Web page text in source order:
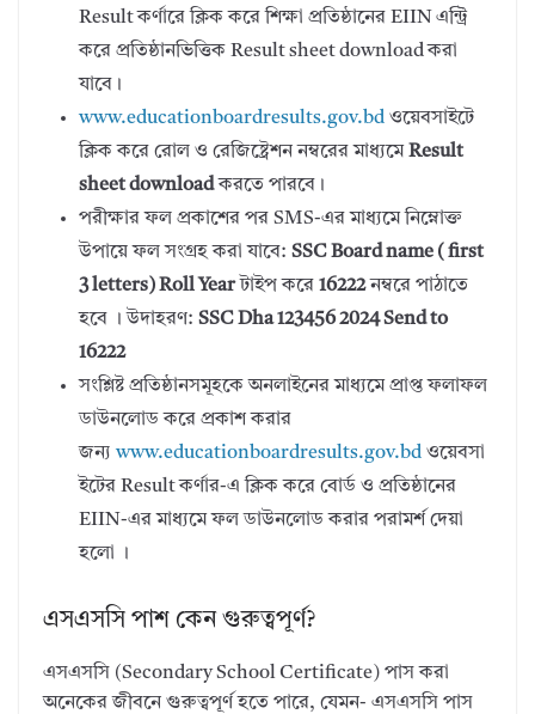
Result কর্ণারে ক্লিক করে শিক্ষা প্রতিষ্ঠানের EIIN এন্ট্রি
করে প্রতিষ্ঠানভিত্তিক Result sheet download করা
যাবে।
www.educationboardresults.gov.bd ওয়েবসাইটে
ক্লিক করে রোল ও রেজিষ্ট্রেশন নম্বরের মাধ্যমেResult
sheet downloadকরতে পারবে।
পরীক্ষার ফল প্রকাশের পর SMS-এর মাধ্যমে নিম্নোক্ত
উপায়ে ফল সংগ্রহ করা যাবে: SSC Board name ( first
3 letters) Roll Yearটাইপ করে 16222নম্বরে পাঠাতে
হবে । উদাহরণ: SSC Dha 123456 2024 Send to
16222
সংশ্লিষ্ট প্রতিষ্ঠানসমূহকে অনলাইনের মাধ্যমে প্রাপ্ত ফলাফল
ডাউনলোড করে প্রকাশ করার
জন্যwww.educationboardresults.gov.bd ওয়েবসা
ইটের Result কর্ণার-এ ক্লিক করে বোর্ড ও প্রতিষ্ঠানের
EIIN-এর মাধ্যমে ফল ডাউনলোড করার পরামর্শ দেয়া
হলো ।
এসএসসি পাশ কেন গুরুত্বপূর্ণ?
এসএসসি (Secondary School Certificate) পাস করা
অনেকের জীবনে গুরুত্বপূর্ণ হতে পারে, যেমন- এসএসসি পাস